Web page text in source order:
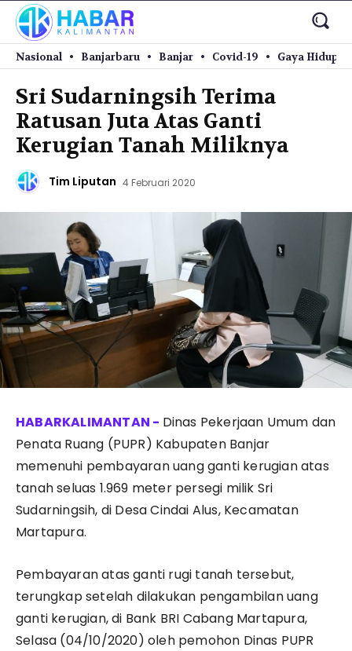
Nasional Banjarbaru Banjar Covid-19 Gaya Hidup
Sri Sudarningsih Terima
Ratusan Juta Atas Ganti
Kerugian Tanah Miliknya
Tim Liputan 4 Februari 2020
Dinas Pekerjaan Umum dan
Penata Ruang (PUPR) Kabupaten Banjar
memenuhi pembayaran uang ganti kerugian atas
tanah seluas 1.969 meter persegi milik Sri
Sudarningsih, di Desa Cindai Alus, Kecamatan
Martapura.
Pembayaran atas ganti rugi tanah tersebut,
terungkap setelah dilakukan pengambilan uang
ganti kerugian, di Bank BRI Cabang Martapura,
Selasa (04/10/2020) oleh pemohon Dinas PUPR